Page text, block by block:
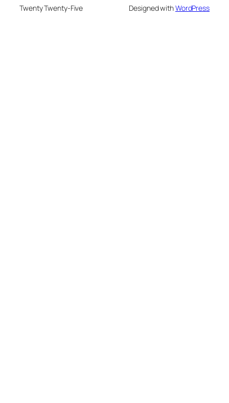
Twenty Twenty-Five Designed withWordPress